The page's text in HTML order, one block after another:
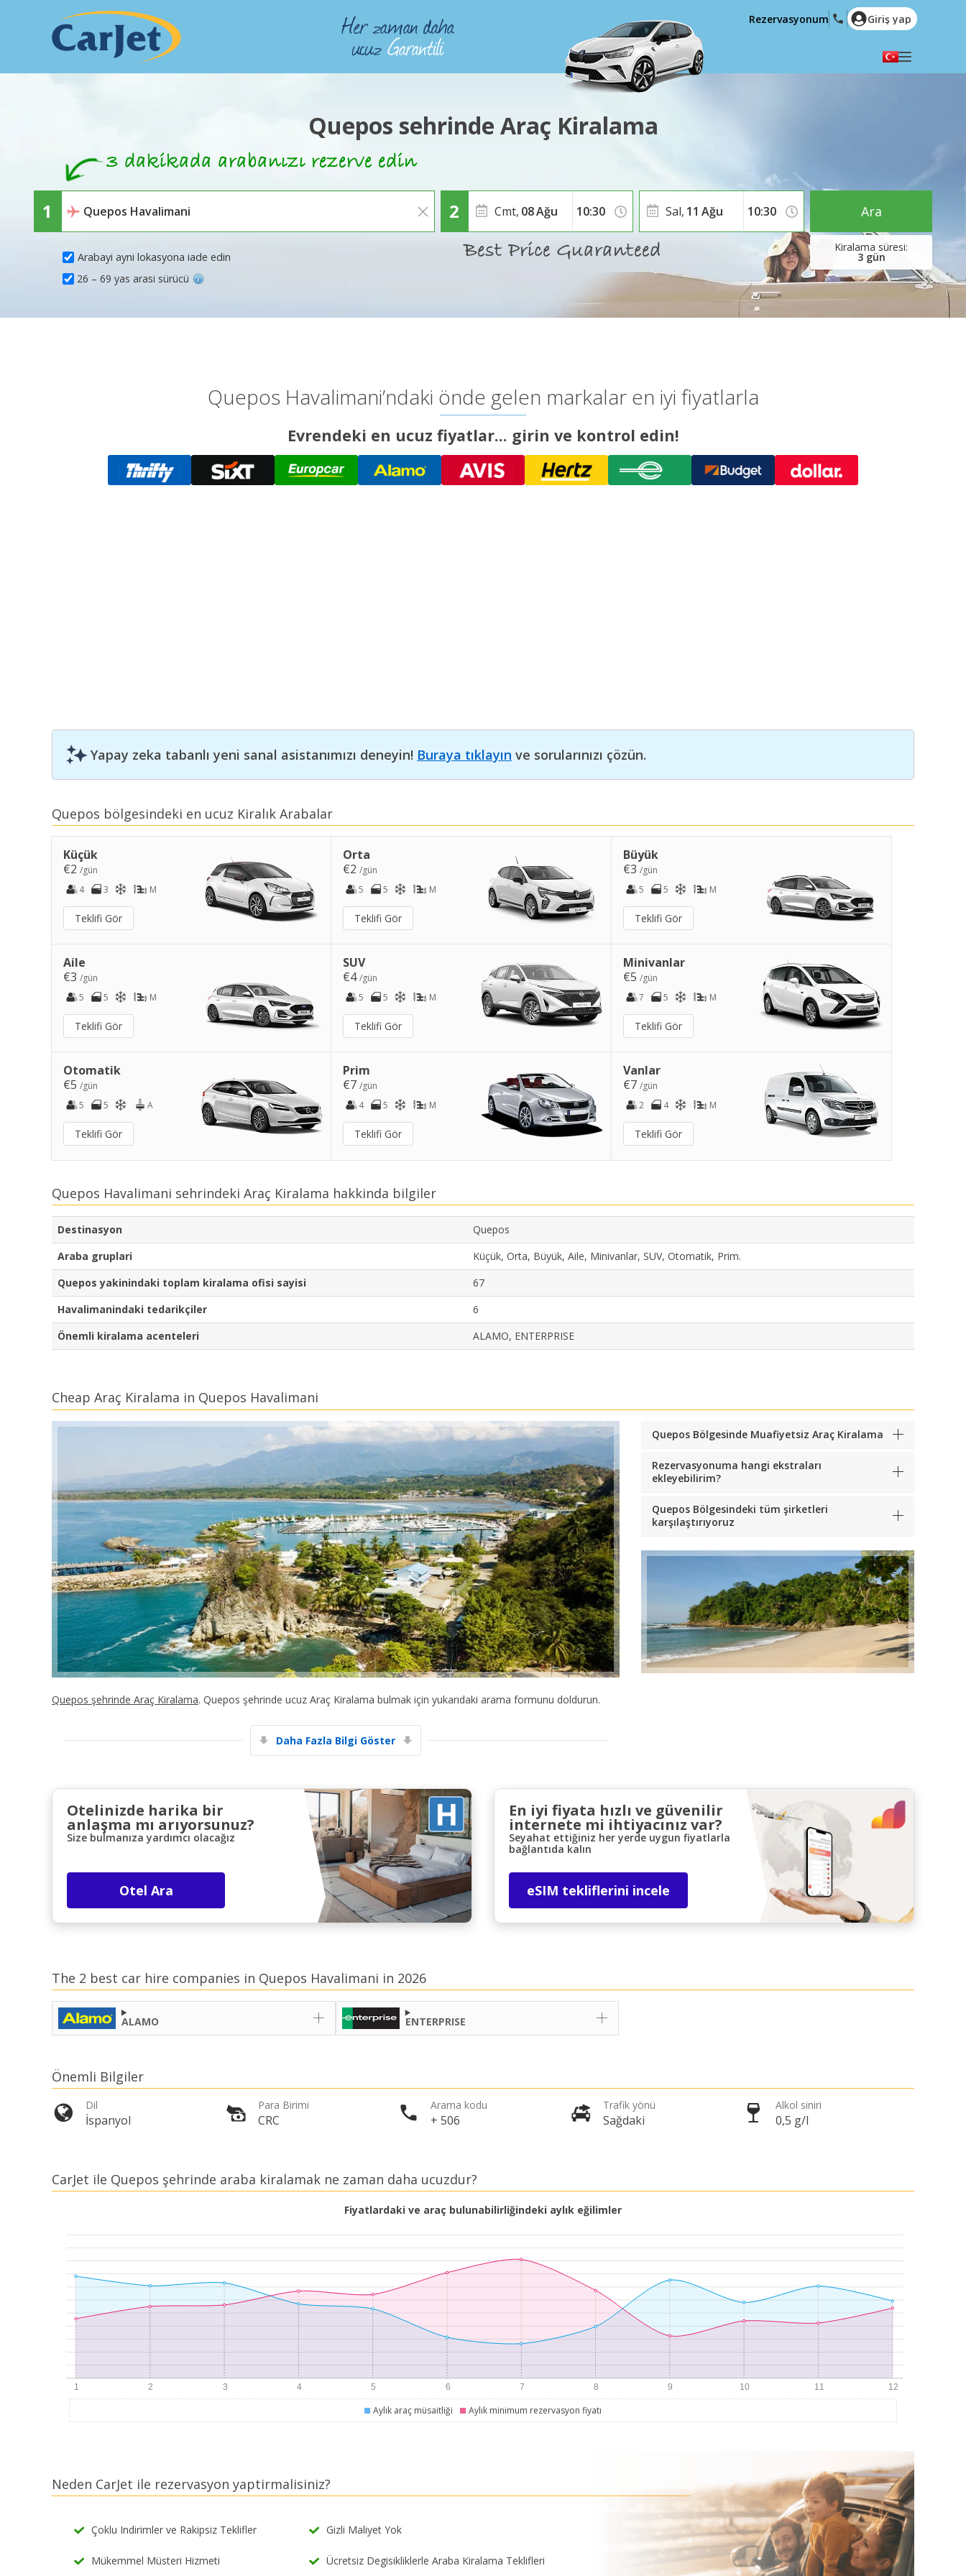
Büyük tasarruflar
eLink ile giriş yap
English (US)
Polski
Română
Ελληνικά
Hrvatski
العربية
Rezervasyonum Giriş yap
Quepos sehrinde Araç Kiralama
Arabayi ayni lokasyona iade edin
Cmt, 08Ağu
3 gün
Sal, 11 Ağu
26 – 69 yas arasi sürücü
Ara
Quepos Havalimani’ndaki önde gelen markalar en iyi fiyatlarla
Evrendeki en ucuz fiyatlar... girin ve kontrol edin!
Yapay zeka tabanlı yeni sanal asistanımızı deneyin! Buraya tıklayın ve sorularınızı çözün.
Quepos bölgesindeki en ucuz Kiralık Arabalar
Küçük
€2 /gün
4
3 M
Teklifi Gör
Orta
€2/gün
5
5 M
Teklifi Gör
Büyük
€3 /gün
5
5 M
Teklifi Gör
Aile
€3 /gün
5
5 M
Teklifi Gör
SUV
€4/gün
5
5 M
Teklifi Gör
Minivanlar
€5 /gün
7
5 M
Teklifi Gör
Otomatik
€5 /gün
5
5 A
Teklifi Gör
Prim
€7/gün
4
5 M
Teklifi Gör
Vanlar
€7 /gün
2
4 M
Teklifi Gör
Quepos Havalimani sehrindeki Araç Kiralama hakkinda bilgiler
Destinasyon
Quepos
Araba gruplari
Küçük, Orta, Büyük, Aile, Minivanlar, SUV, Otomatik, Prim.
Quepos yakinindaki toplam kiralama ofisi sayisi
67
Havalimanindaki tedarikçiler
6
Önemli kiralama acenteleri
ALAMO, ENTERPRISE
Cheap Araç Kiralama in Quepos Havalimani
Quepos şehrinde Araç Kiralama. Quepos şehrinde ucuz Araç Kiralama bulmak için yukarıdaki arama formunu doldurun.
Daha Fazla Bilgi Göster
Quepos Bölgesinde Muafiyetsiz Araç Kiralama
Rezervasyonuma hangi ekstraları
ekleyebilirim?
Quepos Bölgesindeki tüm şirketleri
karşılaştırıyoruz
Otelinizde harika bir
anlaşma mı arıyorsunuz?
Size bulmanıza yardımcı olacağız
Otel Ara
En iyi fiyata hızlı ve güvenilir
internete mi ihtiyacınız var?
Seyahat ettiğiniz her yerde uygun fiyatlarla
bağlantıda kalın
eSIM tekliflerini incele
The 2 best car hire companies in Quepos Havalimani in 2026
ALAMO ENTERPRISE
Önemli Bilgiler
Dil
İspanyol
Para Birimi
CRC
Arama kodu
+ 506
Trafik yönü
Sağdaki
Alkol siniri
0,5 g/l
CarJet ile Quepos şehrinde araba kiralamak ne zaman daha ucuzdur?
Fiyatlardaki ve araç bulunabilirliğindeki aylık eğilimler
Aylık araç müsaitliği Aylık minimum rezervasyon fiyatı
Neden CarJet ile rezervasyon yaptirmalisiniz?
Çoklu Indirimler ve Rakipsiz Teklifler Gizli Maliyet Yok
Mükemmel Müsteri Hizmeti Ücretsiz Degisikliklerle Araba Kiralama Teklifleri